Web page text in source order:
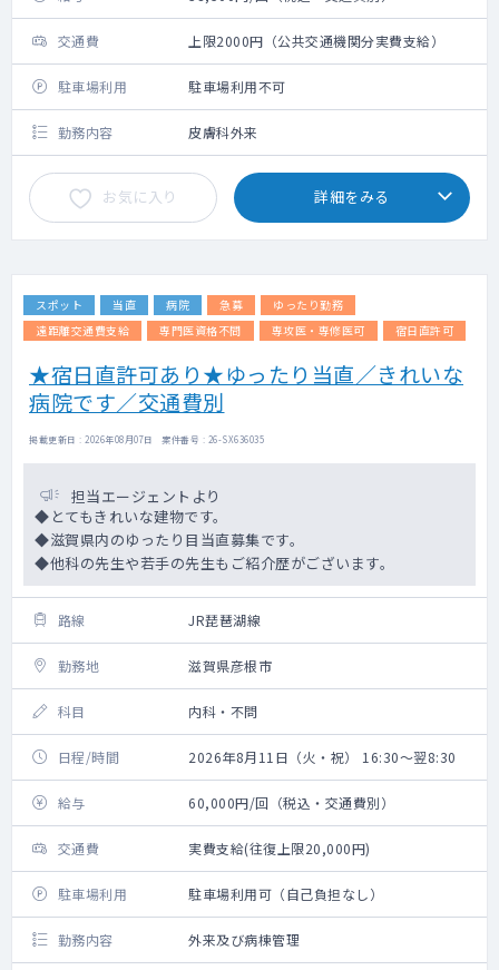
交通費 上限2000円（公共交通機関分実費支給）
駐車場利用 駐車場利用不可
勤務内容 皮膚科外来
お気に入り 詳細をみる
スポット 当直 病院 急募
ゆったり勤務
遠距離交通費支給
専門医資格不問 専攻医・専修医可 宿日直許可
★宿日直許可あり★ゆったり当直／きれいな
病院です／交通費別
掲載更新日 : 2026年08月07日 案件番号 : 26-SX636035
担当エージェントより
◆とてもきれいな建物です。
◆滋賀県内のゆったり目当直募集です。
◆他科の先生や若手の先生もご紹介歴がございます。
路線 JR琵琶湖線
勤務地 滋賀県彦根市
科目 内科・不問
日程/時間 2026年8月11日（火・祝） 16:30～翌8:30
給与 60,000円/回（税込・交通費別）
交通費 実費支給(往復上限20,000円)
駐車場利用 駐車場利用可（自己負担なし）
勤務内容 外来及び病棟管理